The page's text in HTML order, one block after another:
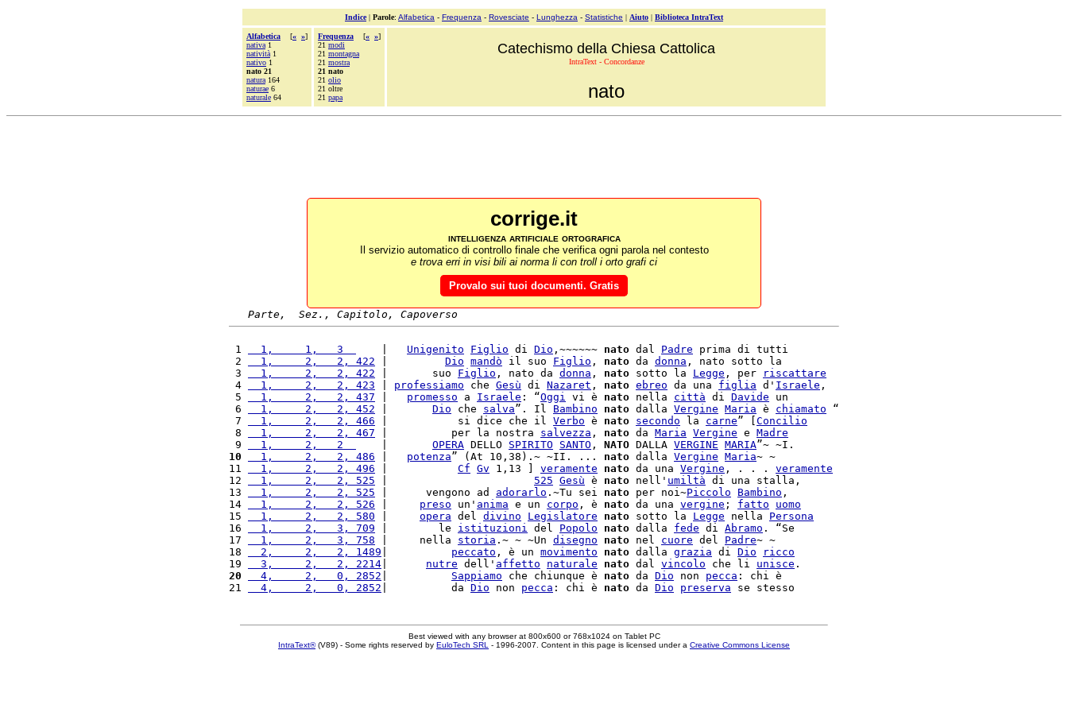
Indice| Parole: Alfabetica - Frequenza - Rovesciate - Lunghezza - Statistiche | Aiuto | Biblioteca IntraText
Alfabetica [« »]
nativa 1
natività 1
nativo 1
nato 21
natura 164
naturae 6
naturale 64
Frequenza [« »]
21 modi
21 montagna
21 mostra
21 nato
21 olio
21 oltre
21 papa
Catechismo della Chiesa Cattolica
IntraText - Concordanze
nato
corrige.it
intelligenza artificiale ortografica
Il servizio automatico di controllo finale che verifica ogni parola nel contesto
e trova erri in visi bili ai norma li con troll i orto grafi ci
Provalo sui tuoi documenti. Gratis
Parte,  Sez., Capitolo, Capoverso
1
  1,     1,   3
Unigenito Figlio di Dio ,~~~~~~ nato dal Padre prima di tutti
2
  1,     2,   2, 422
Dio mandò il suo Figlio , nato da donna , nato sotto la
3
  1,     2,   2, 422
|       suo Figlio , nato da donna , nato sotto la Legge , per
riscattare
4
  1,     2,   2, 423
professiamo che Gesù di Nazaret , nato ebreo da una figlia d' Israele ,
5
  1,     2,   2, 437
promesso a Israele : “Oggi vi è nato nella città di Davide un
6
  1,     2,   2, 452
Dio che salva”. Il Bambino nato dalla Vergine Maria è chiamato “
7
  1,     2,   2, 466
|           si dice che il Verbo è nato secondo la carne” [ Concilio
8
  1,     2,   2, 467
|          per la nostra salvezza , nato da Maria Vergine e Madre
9
  1,     2,   2
OPERA DELLO SPIRITO SANTO , NATO DALLA VERGINE MARIA
10
  1,     2,   2, 486
potenza” (At 10,38).~ ~II. ... nato dalla Vergine Maria~ ~
11
  1,     2,   2, 496
Cf Gv 1,13 ] veramente nato da una Vergine , . . . veramente
12
  1,     2,   2, 525
525 Gesù è nato nell' umiltà di una stalla,
13
  1,     2,   2, 525
|      vengono ad adorarlo .~Tu sei nato per noi~Piccolo Bambino ,
14
  1,     2,   2, 526
preso un' anima e un corpo , è nato da una vergine ; fatto
uomo
15
  1,     2,   2, 580
opera del divino Legislatore nato sotto la Legge nella Persona
16
  1,     2,   3, 709
|        le istituzioni del Popolo nato dalla fede di Abramo . “Se
17
  1,     2,   3, 758
|     nella storia .~ ~ ~Un disegno nato nel cuore del Padre~ ~
18
  2,     2,   2, 1489
peccato , è un movimento nato dalla grazia di Dio
ricco
19
  3,     2,   2, 2214
nutre dell' affetto naturale nato dal vincolo che li unisce
20
  4,     2,   0, 2852
Sappiamo che chiunque è nato da Dio non pecca : chi è
21
  4,     2,   0, 2852
|          da Dio non pecca : chi è nato da Dio preserva
Best viewed with any browser at 800x600 or 768x1024 on Tablet PC
IntraText®(V89) - Some rights reserved by EuloTech SRL - 1996-2007. Content in this page is licensed under a Creative Commons License